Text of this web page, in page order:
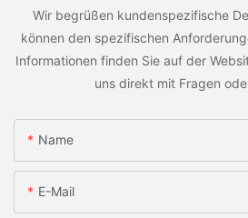
Wir begrüßen kundenspezifische
können den spezifischen
Informationen finden Sie auf der
uns direkt mit Fragen
Name
E-Mail